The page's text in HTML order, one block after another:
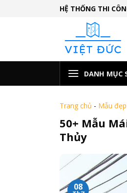
HỆ THỐNG THI
DANH MỤC
Trang chủ - Mẫu đẹp
50+ Mẫu
Thủy
08